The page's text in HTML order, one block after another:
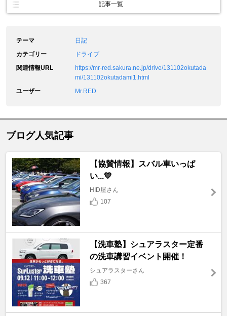
記事一覧
テーマ
日記
カテゴリー
ドライブ
関連情報URL
https://mr-red.sakura.ne.jp/drive/131102okutada
mi/131102okutadami1.html
ユーザー
Mr.RED
ブログ人気記事
【協賛情報】スバル車いっぱ
い...💙
HID屋さん
107
【洗車塾】シュアラスター定番
の洗車講習イベント開催！
シュアラスターさん
367